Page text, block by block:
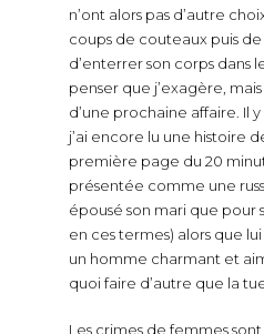
n’ont alors pas d’autre
coups de couteaux puis
d’enterrer son corps dans
penser que j’exagère,
d’une prochaine affaire. Il
j’ai encore lu une histoire
première page du 20
présentée comme une
épousé son mari que pour
en ces termes) alors que
un homme charmant et
quoi faire d’autre que la
Les crimes de femmes